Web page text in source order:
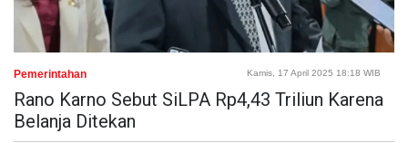
Pemerintahan Kamis, 17 April 2025 18:18 WIB
Rano Karno Sebut SiLPA Rp4,43 Triliun Karena
Belanja Ditekan